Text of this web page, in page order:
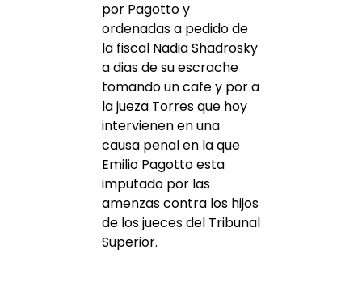
por Pagotto y
ordenadas a pedido de
la fiscal Nadia Shadrosky
a dias de su escrache
tomando un cafe y por a
la jueza Torres que hoy
intervienen en una
causa penal en la que
Emilio Pagotto esta
imputado por las
amenzas contra los hijos
de los jueces del Tribunal
Superior.